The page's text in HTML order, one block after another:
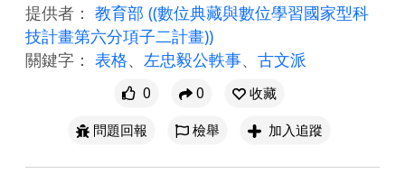
提供者： 教育部 ((數位典藏與數位學習國家型科
技計畫第六分項子二計畫))
關鍵字： 表格、 左忠毅公軼事、 古文派
0 0
收藏
問題回報
檢舉 加入追蹤